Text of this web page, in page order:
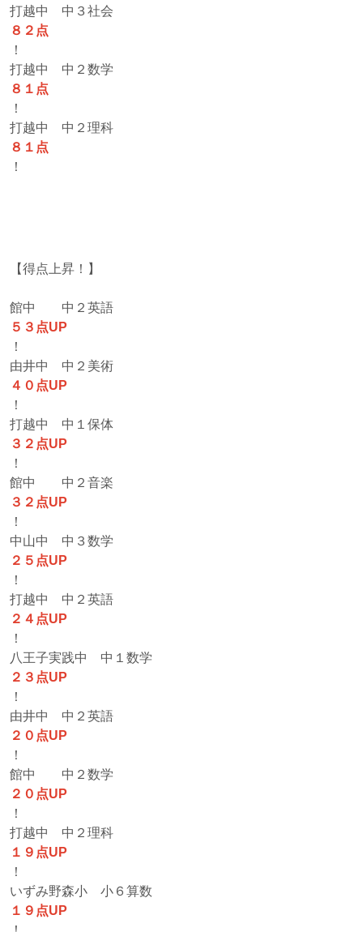
打越中 中３社会
８２点
！
打越中 中２数学
８１点
！
打越中 中２理科
８１点
！
【得点上昇！】
館中 中２英語
５３点UP
！
由井中 中２美術
４０点UP
！
打越中 中１保体
３２点UP
！
館中 中２音楽
３２点UP
！
中山中 中３数学
２５点UP
！
打越中 中２英語
２４点UP
！
八王子実践中 中１数学
２３点UP
！
由井中 中２英語
２０点UP
！
館中 中２数学
２０点UP
！
打越中 中２理科
１９点UP
！
いずみ野森小 小６算数
１９点UP